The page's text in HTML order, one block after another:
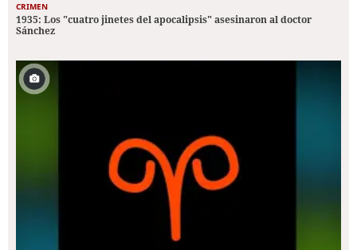
CRIMEN
1935: Los "cuatro jinetes del apocalipsis" asesinaron al doctor
Sánchez